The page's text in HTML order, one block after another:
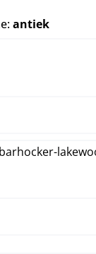
antiekselect